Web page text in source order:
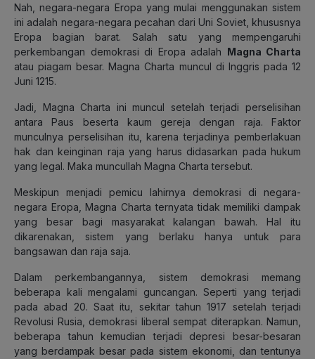
Nah, negara-negara Eropa yang mulai menggunakan sistem
ini adalah negara-negara pecahan dari Uni Soviet, khususnya
Eropa bagian barat. Salah satu yang mempengaruhi
perkembangan demokrasi di Eropa adalah Magna Charta
atau piagam besar. Magna Charta muncul di Inggris pada 12
Juni 1215.
Jadi, Magna Charta ini muncul setelah terjadi perselisihan
antara Paus beserta kaum gereja dengan raja. Faktor
munculnya perselisihan itu, karena terjadinya pemberlakuan
hak dan keinginan raja yang harus didasarkan pada hukum
yang legal. Maka muncullah Magna Charta tersebut.
Meskipun menjadi pemicu lahirnya demokrasi di negara-
negara Eropa, Magna Charta ternyata tidak memiliki dampak
yang besar bagi masyarakat kalangan bawah. Hal itu
dikarenakan, sistem yang berlaku hanya untuk para
bangsawan dan raja saja.
Dalam perkembangannya, sistem demokrasi memang
beberapa kali mengalami guncangan. Seperti yang terjadi
pada abad 20. Saat itu, sekitar tahun 1917 setelah terjadi
Revolusi Rusia, demokrasi liberal sempat diterapkan. Namun,
beberapa tahun kemudian terjadi depresi besar-besaran
yang berdampak besar pada sistem ekonomi, dan tentunya